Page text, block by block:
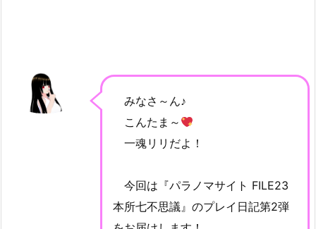
みなさ～ん♪
こんたま～
一魂リリだよ！
今回は『パラノマサイト FILE23
本所七不思議』のプレイ日記第2弾